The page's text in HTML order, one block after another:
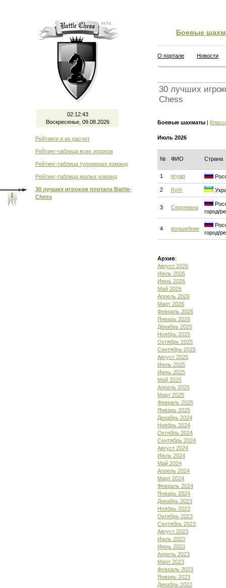
02:12:43
Воскресенье, 09.08.2026
Рейтинги и их расчет
Рейтинг-таблица всех игроков
Рейтинг-таблица турнирных команд
Рейтинг-таблица малых команд
30 лучших игроков портала Battle-
Chess
Боевые
О портале Новости
30 лучших
Chess
Боевые шахматы |
Июль 2026
№ ФИО Страна
1 ягуар
2 Kym
3 Сергеевна
город/
4 волшебник
город/
Архив:
Август 2026
Июль 2026
Июнь 2026
Май 2026
Апрель 2026
Март 2026
Февраль 2026
Январь 2026
Декабрь 2025
Ноябрь 2025
Октябрь 2025
Сентябрь 2025
Август 2025
Июль 2025
Июнь 2025
Май 2025
Апрель 2025
Март 2025
Февраль 2025
Январь 2025
Декабрь 2024
Ноябрь 2024
Октябрь 2024
Сентябрь 2024
Август 2024
Июль 2024
Май 2024
Апрель 2024
Март 2024
Февраль 2024
Январь 2024
Декабрь 2023
Ноябрь 2023
Октябрь 2023
Сентябрь 2023
Август 2023
Июль 2023
Июнь 2023
Апрель 2023
Март 2023
Февраль 2023
Январь 2023
Декабрь 2022